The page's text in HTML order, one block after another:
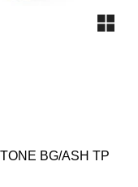
BG/ASH TP